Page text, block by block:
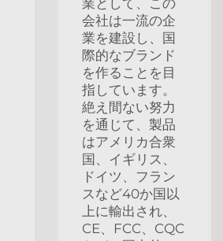
会社は一流の企
業を建設し、国
際的なブランド
を作ることを目
指しています。
絶え間ない努力
を通じて、製品
はアメリカ合衆
国、イギリス、
ドイツ、フラン
スなど40か国以
上に輸出され、
CE、FCC、CQC